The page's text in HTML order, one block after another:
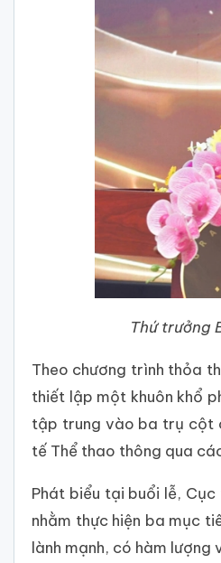
Thứ trưởng
Theo chương trình thỏa
thiết lập một khuôn khổ
tập trung vào ba trụ cột
tế Thể thao thông qua
Phát biểu tại buổi lễ,
nhằm thực hiện ba mục
lành mạnh, có hàm